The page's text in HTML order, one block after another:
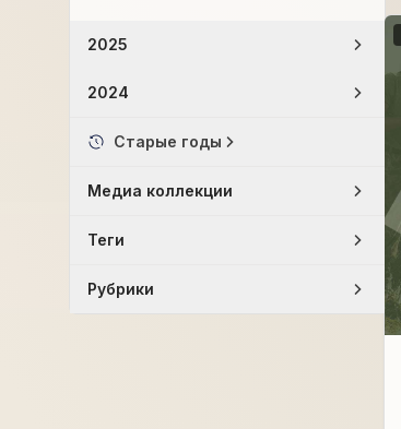
2025
2024
Старые годы
Медиа коллекции
Теги
Рубрики